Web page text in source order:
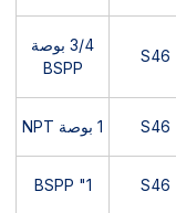
S46
3/4 بوصة
BSPP
S46 1 بوصة NPT
S46
1" BSPP